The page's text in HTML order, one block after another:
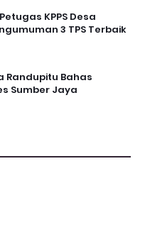
KPPS Desa
3 TPS Terbaik
Randupitu Bahas
Sumber Jaya